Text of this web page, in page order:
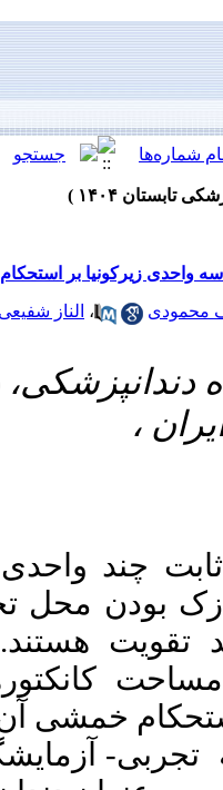
برگشت به
خمشی آنها
، وحید فخرزاده
دانشگاه
نواحی اتصال
تجمع استرس
هدف از این
ها می باشد.
در این مطالعه تجربی- آزمایشگاهی 30